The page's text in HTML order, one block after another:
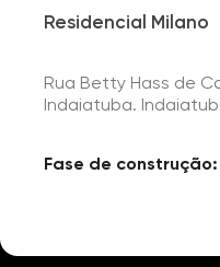
Residencial Milano
Rua Betty Hass de
Indaiatuba.
Fase de construção: